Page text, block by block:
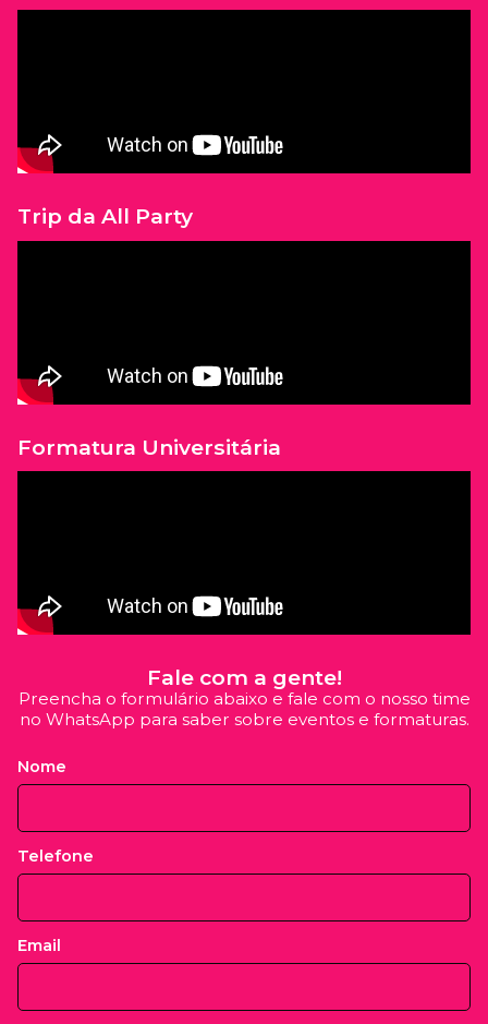
Trip da All Party
Formatura Universitária
Fale com a gente!
Preencha o formulário abaixo e fale com o nosso time
no WhatsApp para saber sobre eventos e formaturas.
Nome
Telefone
Email